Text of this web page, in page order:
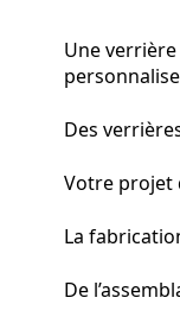
Une
Des
Votre projet
La
De